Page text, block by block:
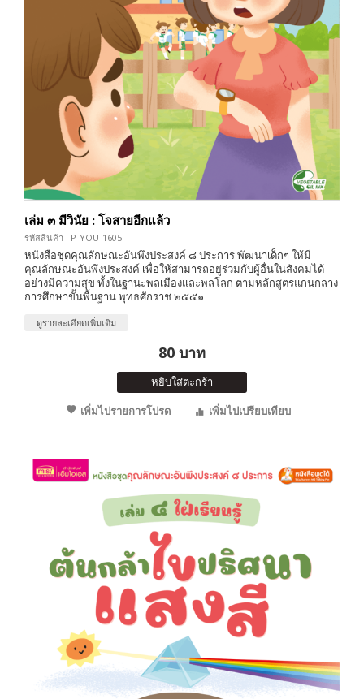
เล่ม ๓ มีวินัย : โจสายอีกแล้ว
รหัสสินค้า : P-YOU-1605
หนังสือชุดคุณลักษณะอันพึงประสงค์ ๘ ประการ พัฒนาเด็กๆ ให้มี
คุณลักษณะอันพึงประสงค์ เพื่อให้สามารถอยู่ร่วมกับผู้อื่นในสังคมได้
อย่างมีความสุข ทั้งในฐานะพลเมืองและพลโลก ตามหลักสูตรแกนกลาง
การศึกษาขั้นพื้นฐาน พุทธศักราช ๒๕๕๑
ดูรายละเอียดเพิ่มเติม
80 บาท
หยิบใส่ตะกร้า
เพิ่มไปรายการโปรด
เพิ่มไปเปรียบเทียบ